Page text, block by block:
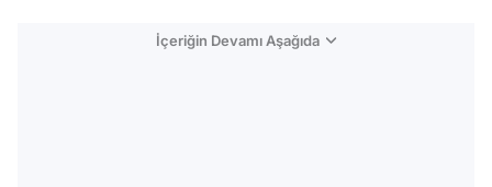
İçeriğin Devamı Aşağıda